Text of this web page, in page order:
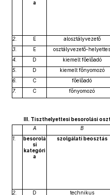
a
2. E alosztályvezető
3.
E osztályvezető-helyettes
4.
D kiemelt főelőadó
5.
D kiemelt főnyomozó
6.
C főelőadó
7.
C főnyomozó
III. Tiszthelyettesi besorolási
A
B
1.
besorolá
si
kategóri
a
szolgálati beosztás
2. D technikus